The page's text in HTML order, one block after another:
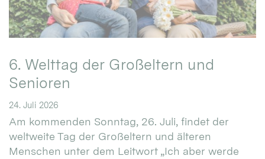
6. Welttag der Großeltern und
Senioren
24. Juli 2026
Am kommenden Sonntag, 26. Juli, findet der
weltweite Tag der Großeltern und älteren
Menschen unter dem Leitwort „Ich aber werde